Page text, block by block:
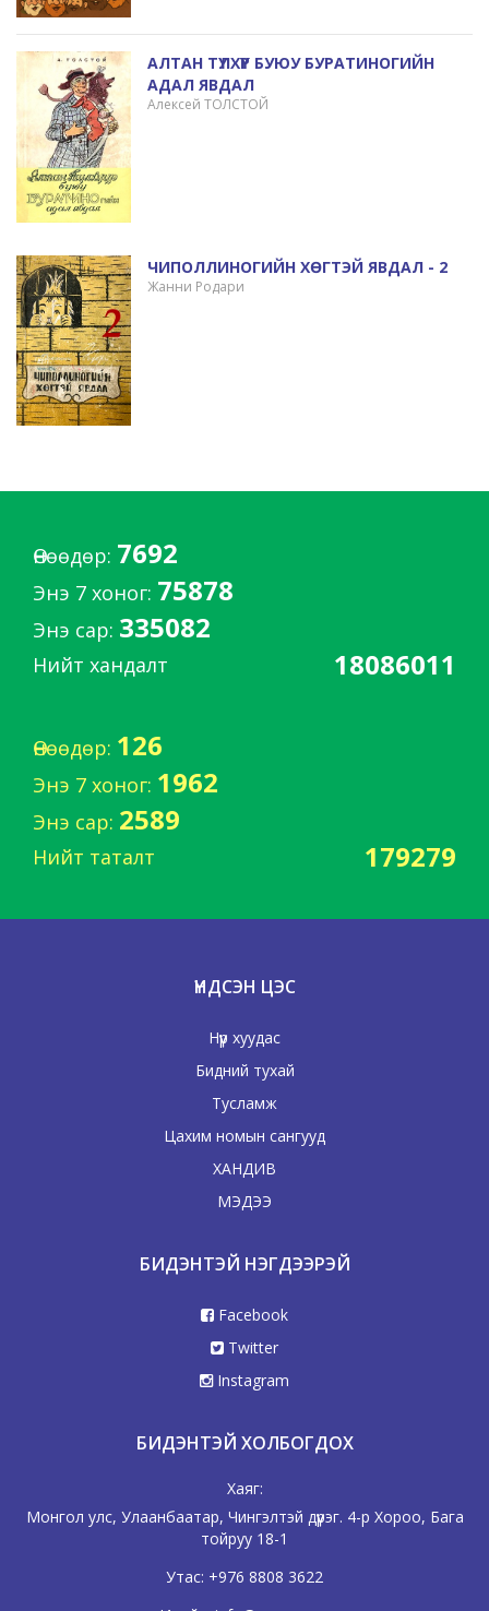
АЛТАН ТҮЛХҮҮР БУЮУ БУРАТИНОГИЙН
АДАЛ ЯВДАЛ
Алексей ТОЛСТОЙ
ЧИПОЛЛИНОГИЙН ХӨГТЭЙ ЯВДАЛ - 2
Жанни Родари
Өнөөдөр: 7692
Энэ 7 хоног: 75878
Энэ сар: 335082
Нийт хандалт 18086011
Өнөөдөр: 126
Энэ 7 хоног: 1962
Энэ сар: 2589
Нийт таталт 179279
ҮНДСЭН ЦЭС
Нүүр хуудас
Бидний тухай
Тусламж
Цахим номын сангууд
ХАНДИВ
МЭДЭЭ
БИДЭНТЭЙ НЭГДЭЭРЭЙ
Facebook
Twitter
Instagram
БИДЭНТЭЙ ХОЛБОГДОХ
Хаяг:
Монгол улс, Улаанбаатар, Чингэлтэй дүүрэг. 4-р Хороо, Бага
тойруу 18-1
Утас: +976 8808 3622